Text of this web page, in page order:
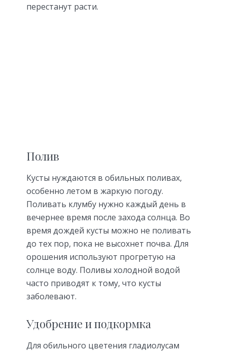
перестанут расти.
Полив
Кусты нуждаются в обильных поливах,
особенно летом в жаркую погоду.
Поливать клумбу нужно каждый день в
вечернее время после захода солнца. Во
время дождей кусты можно не поливать
до тех пор, пока не высохнет почва. Для
орошения используют прогретую на
солнце воду. Поливы холодной водой
часто приводят к тому, что кусты
заболевают.
Удобрение и подкормка
Для обильного цветения гладиолусам